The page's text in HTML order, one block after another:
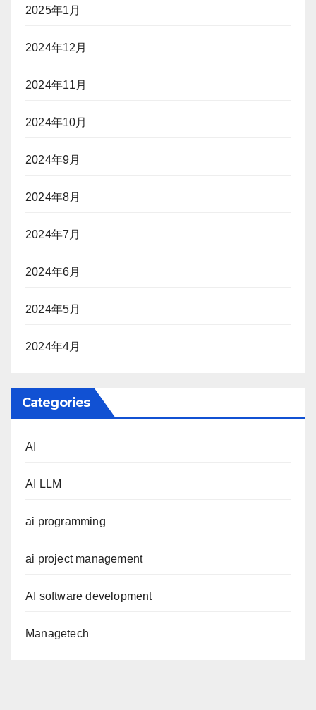
2025年1月
2024年12月
2024年11月
2024年10月
2024年9月
2024年8月
2024年7月
2024年6月
2024年5月
2024年4月
Categories
AI
AI LLM
ai programming
ai project management
AI software development
Managetech